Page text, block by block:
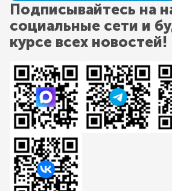
Подписывайтесь на
социальные сети и
курсе всех новостей!